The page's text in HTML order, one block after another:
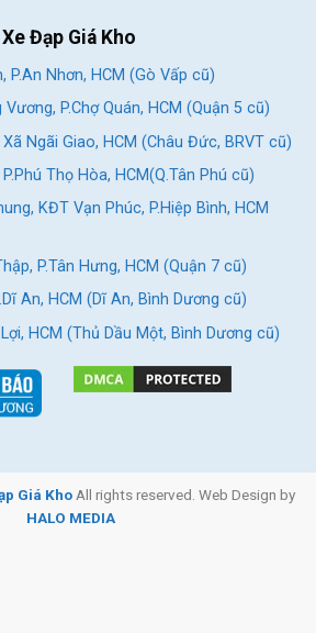
Đạp Giá Kho
P.An Nhơn, HCM (Gò Vấp cũ)
P.Chợ Quán, HCM (Quận 5 cũ)
Ngãi Giao, HCM (Châu Đức, BRVT cũ)
Thọ Hòa, HCM(Q.Tân Phú cũ)
KĐT Vạn Phúc, P.Hiệp Bình, HCM
P.Tân Hưng, HCM (Quận 7 cũ)
An, HCM (Dĩ An, Bình Dương cũ)
HCM (Thủ Dầu Một, Bình Dương cũ)
Giá Kho All rights reserved. Web Design by
HALO MEDIA